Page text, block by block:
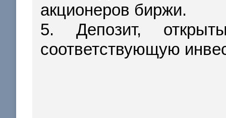
акционеров биржи.
5. Депозит,
соответствующую